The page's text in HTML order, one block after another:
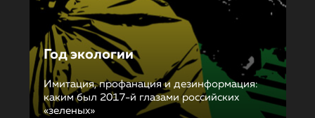
Год экологии
Имитация, профанация и дезинформация:
каким был 2017-й глазами российских
«зеленых»